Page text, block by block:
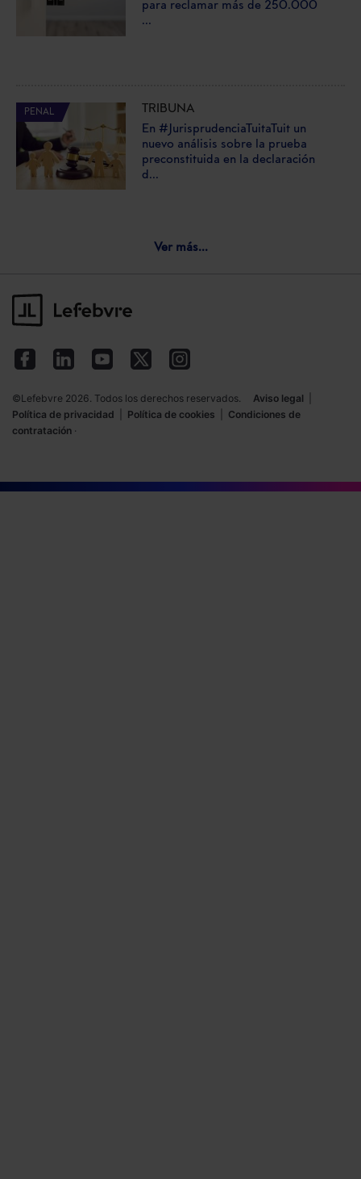
para reclamar más de 250.000
...
PENAL
TRIBUNA
En #JurisprudenciaTuitaTuit un
nuevo análisis sobre la prueba
preconstituida en la declaración
d...
Ver más...
©Lefebvre 2026. Todos los derechos reservados. Aviso legal
Política de privacidad
Política de cookies
Condiciones de
contratación ·